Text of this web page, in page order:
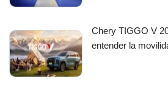
Chery TIGGO V
entender la